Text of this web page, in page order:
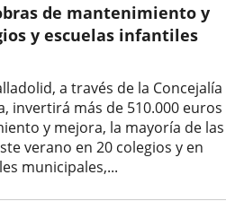
de mantenimiento y
y escuelas infantiles
a través de la Concejalía
invertirá más de 510.000 euros
y mejora, la mayoría de las
verano en 20 colegios y en
municipales,...